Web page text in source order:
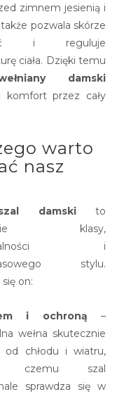
zimnem jesienią i
pozwala skórze
i reguluje
ciała. Dzięki temu
damski
komfort przez cały
warto
nasz
damskito
klasy,
i
stylu.
on:
i ochroną –
wełna skutecznie
od chłodu i wiatru,
czemu szal
sprawdza się w